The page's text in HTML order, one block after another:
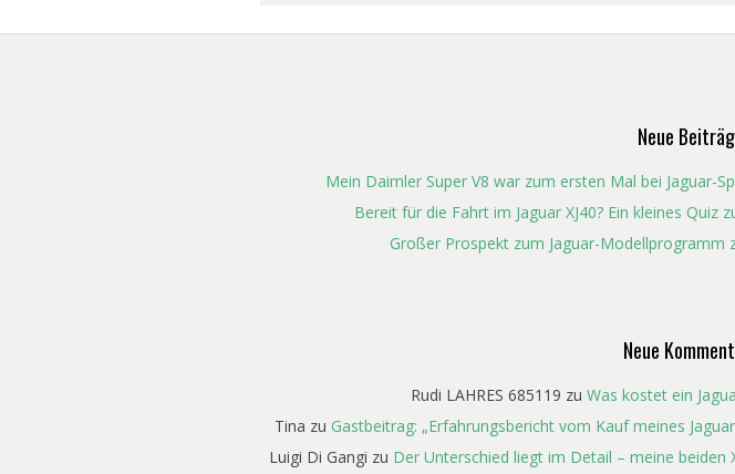
Neue
Mein Daimler Super V8 war zum ersten Mal bei Jaguar-
Bereit für die Fahrt im Jaguar XJ40? Ein kleines Quiz
Großer Prospekt zum Jaguar-Modellprogramm
Neue
Rudi LAHRES 685119 zu Was kostet ein
Tina zu Gastbeitrag: „Erfahrungsbericht vom Kauf meines
Luigi Di Gangi zu Der Unterschied liegt im Detail – meine